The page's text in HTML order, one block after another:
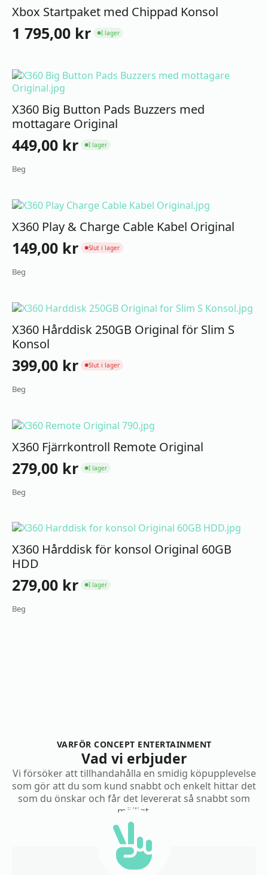
Xbox Startpaket med Chippad Konsol
1 795,00 kr ●I lager
X360 Big Button Pads Buzzers med
mottagare Original
449,00 kr ●I lager
Beg
X360 Play & Charge Cable Kabel Original
149,00 kr ●Slut i lager
Beg
X360 Hårddisk 250GB Original för Slim S
Konsol
399,00 kr ●Slut i lager
Beg
X360 Fjärrkontroll Remote Original
279,00 kr ●I lager
Beg
X360 Hårddisk för konsol Original 60GB
HDD
279,00 kr ●I lager
Beg
VARFÖR CONCEPT ENTERTAINMENT
Vad vi erbjuder
Vi försöker att tillhandahålla en smidig köpupplevelse
som gör att du som kund snabbt och enkelt hittar det
som du önskar och får det levererat så snabbt som
möjligt.